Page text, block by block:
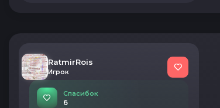
RatmirRois
Игрок
Спасибок
6